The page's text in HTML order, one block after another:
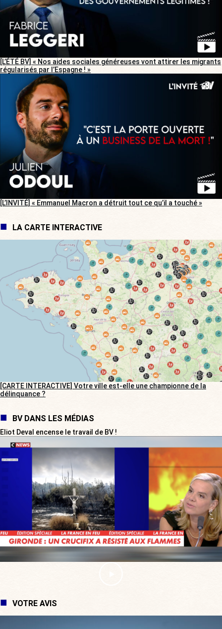
[L’ÉTÉ BV] « Nos aides sociales généreuses vont attirer les migrants
régularisés par l’Espagne ! »
[L’INVITÉ] « Emmanuel Macron a détruit tout ce qu’il a touché »
LA CARTE INTERACTIVE
[CARTE INTERACTIVE] Votre ville est-elle une championne de la
délinquance ?
BV DANS LES MÉDIAS
Eliot Deval encense le travail de BV !
VOTRE AVIS